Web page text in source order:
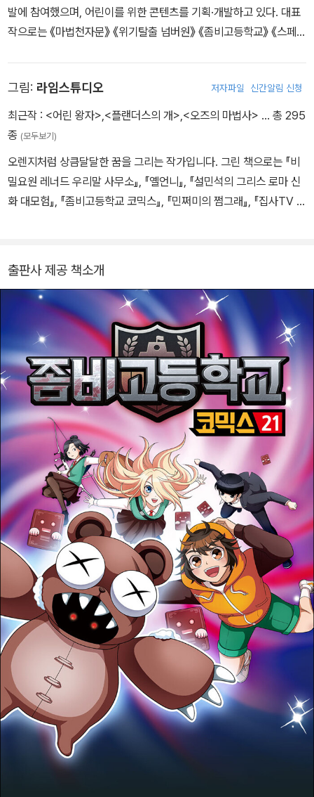
발에 참여했으며, 어린이를 위한 콘텐츠를 기획·개발하고 있다. 대표
작으로는 《마법천자문》 《위기탈출 넘버원》 《좀비고등학교》 《스페셜
그림: 라임스튜디오 저자파일 신간알림 신청
최근작 : <어린 왕자> <플랜더스의 개> <오즈의 마법사> … 총 295
종 (모두보기)
오렌지처럼 상큼달달한 꿈을 그리는 작가입니다. 그린 책으로는 『비
밀요원 레너드 우리말 사무소』, 『옐언니』, 『설민석의 그리스 로마 신
화 대모험』, 『좀비고등학교 코믹스』, 『민쩌미의 쩜그래』, 『집사TV 우
출판사 제공 책소개